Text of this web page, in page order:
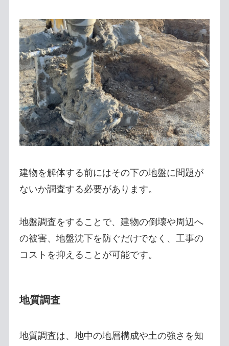
建物を解体する前にはその下の地盤に問題が
ないか調査する必要があります。
地盤調査をすることで、建物の倒壊や周辺へ
の被害、地盤沈下を防ぐだけでなく、工事の
コストを抑えることが可能です。
地質調査
地質調査は、地中の地層構成や土の強さを知